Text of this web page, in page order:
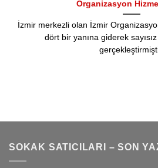
Organizasyon
İzmir merkezli olan İzmir
dört bir yanına giderek
SOKAK SATICILARI – SON